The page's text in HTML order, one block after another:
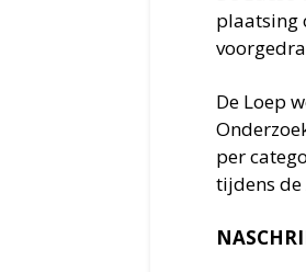
plaatsing
De Loep
per
tijdens de